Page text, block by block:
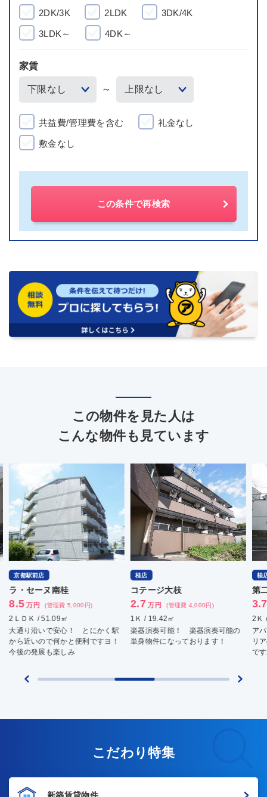
2DK/3K 2LDK 3DK/4K
3LDK～ 4DK～
家賃
～
共益費/管理費を含む 礼金なし
敷金なし
この条件で再検索
この物件を見た人は
こんな物件も見ています
京都駅前店
ラ・セーヌ南桂
8.5 万円 (管理費 5,000円)
2ＬＤＫ / 51.09㎡
大通り沿いで安心！ とにかく駅
から近いので何かと便利ですヨ！
今後の発展も楽しみ
桂店
コテージ大枝
2.7 万円 (管理費 4,000円)
1Ｋ / 19.42㎡
楽器演奏可能！ 楽器演奏可能の
単身物件になっております！
桂
第
3.7
2Ｋ
ア
リ
で
こだわり特集
新築賃貸物件